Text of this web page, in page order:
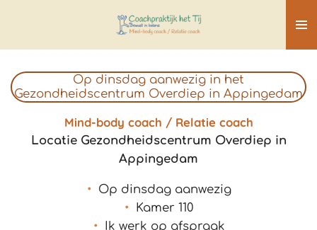
naar
de
hoofdinhoud
Op dinsdag aanwezig in het
Gezondheidscentrum Overdiep in Appingedam
Mind-body coach / Relatie coach
Locatie Gezondheidscentrum Overdiep in
Appingedam
Op dinsdag aanwezig
Kamer 110
Ik werk op afspraak